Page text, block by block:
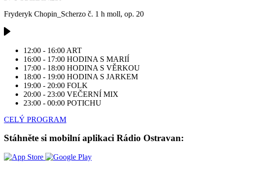
Fryderyk Chopin_Scherzo č. 1 h moll, op. 20
12:00 - 16:00 ART
16:00 - 17:00 HODINA S MARIÍ
17:00 - 18:00 HODINA S VĚRKOU
18:00 - 19:00 HODINA S JARKEM
19:00 - 20:00 FOLK
20:00 - 23:00 VEČERNÍ MIX
23:00 - 00:00 POTICHU
CELÝ PROGRAM
Stáhněte si mobilní aplikaci Rádio Ostravan: